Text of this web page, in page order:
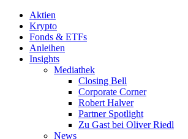
Aktien
Krypto
Fonds & ETFs
Anleihen
Insights
Mediathek
Closing Bell
Corporate Corner
Robert Halver
Partner Spotlight
Zu Gast bei Oliver Riedl
News